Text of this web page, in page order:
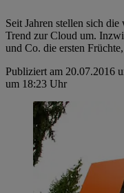
Seit Jahren stellen sich
Trend zur Cloud um.
und Co. die ersten
Publiziert am 20.07.2016
um 18:23 Uhr